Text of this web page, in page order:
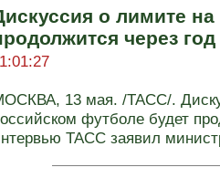
о лимите
через
13 мая. /ТАСС/.
футболе будет
ТАСС заявил